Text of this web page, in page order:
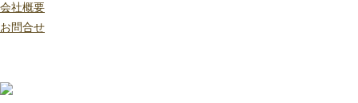
会社概要
お問合せ